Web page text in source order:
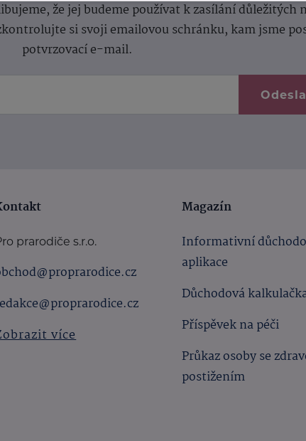
že jej budeme používat k zasílání důležitých
si svoji emailovou schránku, kam jsme
potvrzovací e-mail.
prarodiče s.r.o.
více
Magazín
Informativní
aplikace
Důchodová
Příspěvek na péči
Průkaz osoby se
postižením